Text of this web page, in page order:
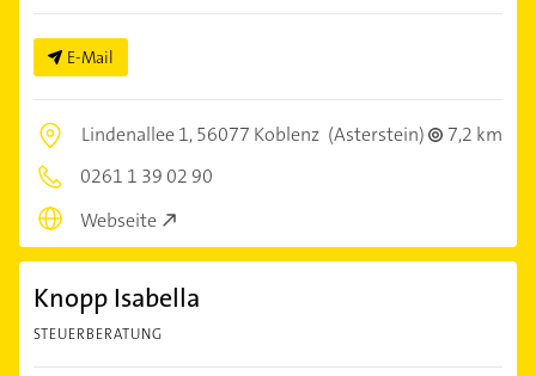
E-Mail
Lindenallee 1,56077 Koblenz (Asterstein)
7,2 km
0261 1 39 02 90
Webseite
Knopp Isabella
STEUERBERATUNG